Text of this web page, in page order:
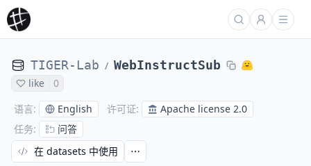
TIGER-Lab / WebInstructSub
like
0
语言: English 许可证:
Apache license 2.0
任务: 问答
在 datasets 中使用